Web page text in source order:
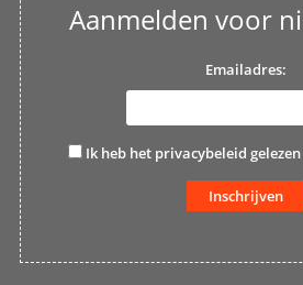
Aanmelden voor
Emailadres:
Ik heb het privacybeleid